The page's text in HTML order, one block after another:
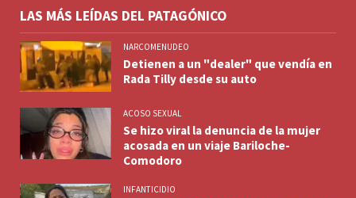
LAS MÁS LEÍDAS DEL PATAGÓNICO
NARCOMENUDEO
Detienen a un "dealer" que vendía en
Rada Tilly desde su auto
ACOSO SEXUAL
Se hizo viral la denuncia de la mujer
acosada en un viaje Bariloche-
Comodoro
INFANTICIDIO